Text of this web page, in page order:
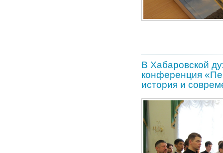
В Хабаровской
конференция
история и